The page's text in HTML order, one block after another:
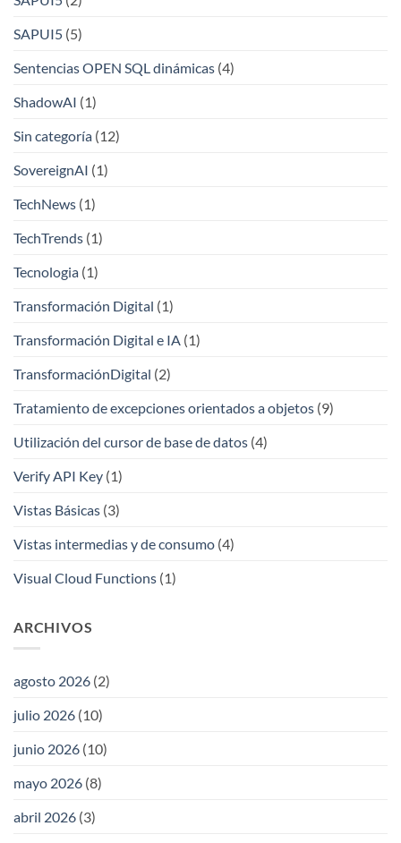
SAPUI5 (5)
Sentencias OPEN SQL dinámicas (4)
ShadowAI (1)
Sin categoría (12)
SovereignAI (1)
TechNews (1)
TechTrends (1)
Tecnologia (1)
Transformación Digital (1)
Transformación Digital e IA (1)
TransformaciónDigital (2)
Tratamiento de excepciones orientados a objetos (9)
Utilización del cursor de base de datos (4)
Verify API Key (1)
Vistas Básicas (3)
Vistas intermedias y de consumo (4)
Visual Cloud Functions (1)
ARCHIVOS
agosto 2026 (2)
julio 2026 (10)
junio 2026 (10)
mayo 2026 (8)
abril 2026 (3)